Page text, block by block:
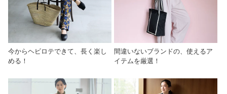
今からヘビロテできて、長く楽し
める！
間違いないブランドの、使えるア
イテムを厳選！